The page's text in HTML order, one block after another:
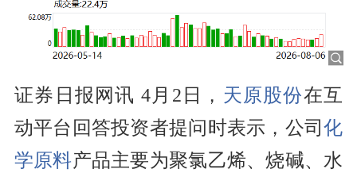
证券日报网讯 4月2日， 天原股份在互
动平台回答投资者提问时表示，公司化
学原料产品主要为聚氯乙烯、烧碱、水